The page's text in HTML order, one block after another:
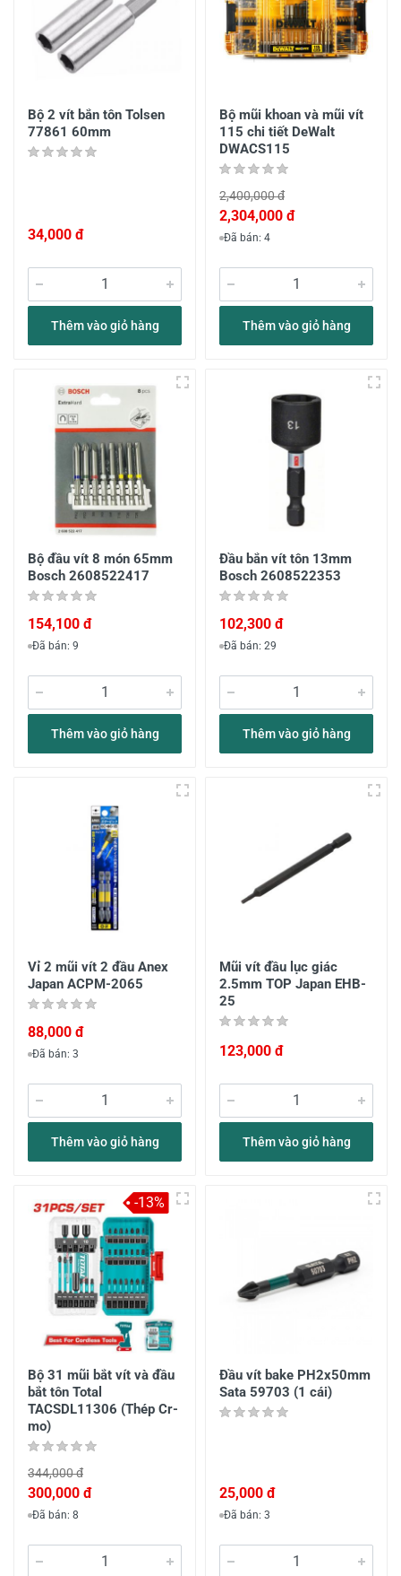
Bộ 2 vít bắn tôn Tolsen
77861 60mm
34,000 đ
Thêm vào giỏ hàng
Bộ mũi khoan và mũi vít
115 chi tiết DeWalt
DWACS115
2,400,000 đ
2,304,000 đ
Đã bán: 4
Thêm vào giỏ hàng
Bộ đầu vít 8 món 65mm
Bosch 2608522417
154,100 đ
Đã bán: 9
Thêm vào giỏ hàng
Đầu bắn vít tôn 13mm
Bosch 2608522353
102,300 đ
Đã bán: 29
Thêm vào giỏ hàng
Vỉ 2 mũi vít 2 đầu Anex
Japan ACPM-2065
88,000 đ
Đã bán: 3
Thêm vào giỏ hàng
Mũi vít đầu lục giác
2.5mm TOP Japan EHB-
25
123,000 đ
Thêm vào giỏ hàng
Bộ 31 mũi bắt vít và đầu
bắt tôn Total
TACSDL11306 (Thép Cr-
mo)
344,000 đ
300,000 đ
Đã bán: 8
-13%
Đầu vít bake PH2x50mm
Sata 59703 (1 cái)
25,000 đ
Đã bán: 3